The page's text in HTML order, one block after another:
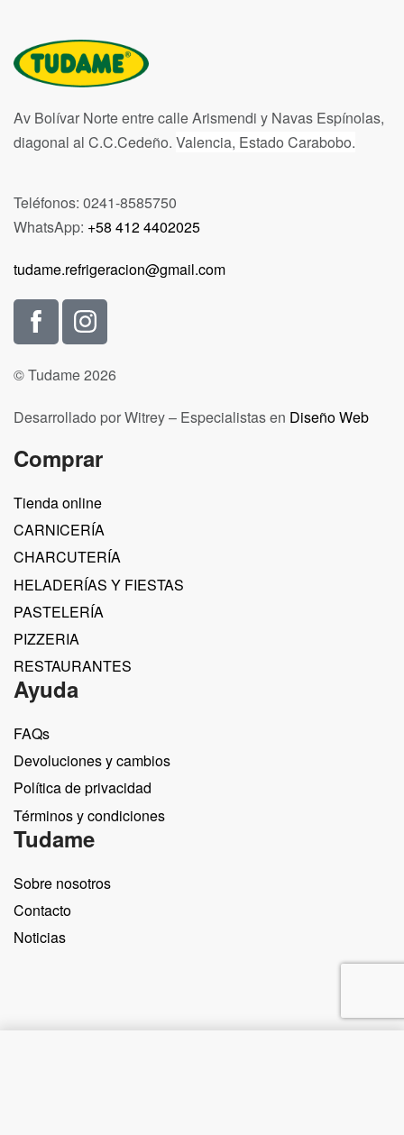
Av Bolívar Norte entre calle Arismendi y Navas Espínolas,
diagonal al C.C.Cedeño. Valencia, Estado Carabobo.
Teléfonos: 0241-8585750
WhatsApp: +58 412 4402025
tudame.refrigeracion@gmail.com
© Tudame 2026
Desarrollado por Witrey – Especialistas en Diseño Web
Comprar
Tienda online
CARNICERÍA
CHARCUTERÍA
HELADERÍAS Y FIESTAS
PASTELERÍA
PIZZERIA
RESTAURANTES
Ayuda
FAQs
Devoluciones y cambios
Política de privacidad
Términos y condiciones
Tudame
Sobre nosotros
Contacto
Noticias